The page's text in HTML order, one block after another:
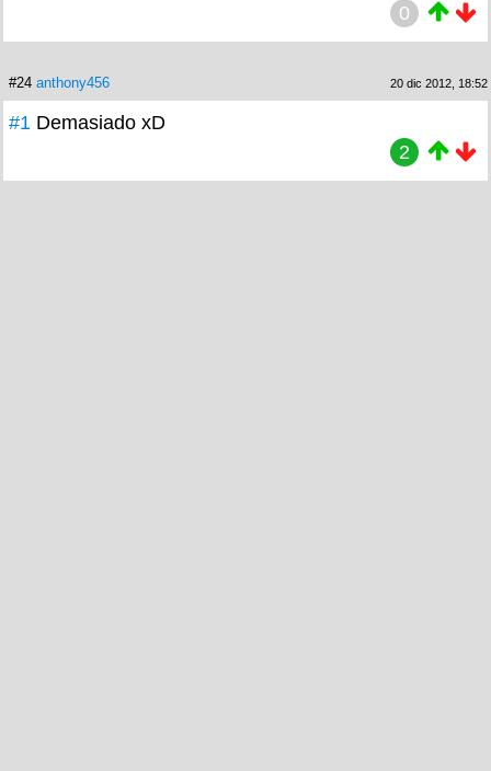
0
#24 anthony456 20 dic 2012, 18:52
#1 Demasiado xD
2